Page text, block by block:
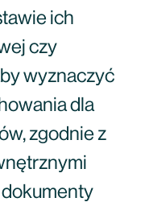
ich
czy
wyznaczyć
dla
zgodnie z
dokumenty